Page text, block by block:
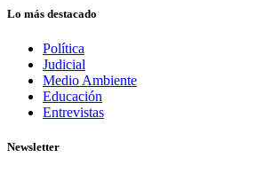
Lo más destacado
Política
Judicial
Medio Ambiente
Educación
Entrevistas
Newsletter